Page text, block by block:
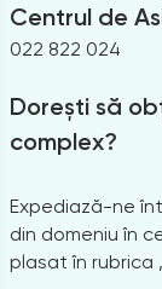
Centrul de
022 822 024
Dorești să
complex?
Expediază-ne
din domeniu în
plasat în rubrica